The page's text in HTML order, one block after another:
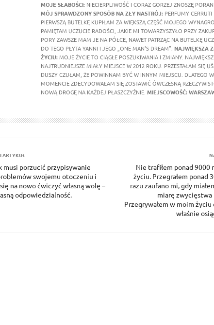
MOJE SŁABOŚCI: NIECIERPLIWOŚĆ I CORAZ GORZEJ ZNOSZĘ
MÓJ SPRAWDZONY SPOSÓB NA ZŁY NASTRÓJ: PERFUMY
PIERWSZĄ BUTELKĘ KUPIŁAM ZA WIĘKSZĄ CZĘŚĆ MOJEGO
PAMIĘTAM UCZUCIE RADOŚCI, JAKIE MI TOWARZYSZYŁO PRZY
PORY ZAWSZE MAM JE NA PÓŁCE, NAWET PATRZĄC NA BUTELKĘ
DO TEGO PŁYTA YANNI I JEGO „ONE MAN'S DREAM”. NAJWIĘKSZA
ŻYCIU:MOJE ŻYCIE TO CIĄGŁE POSZUKIWANIA I ZMIANY.
NAJTRUDNIEJSZE MIAŁY MIEJSCE W 2012 ROKU. PRZESTAŁAM SIĘ
DUSZY CZUŁAM, ŻE POWINNAM BYĆ W INNYM MIEJSCU. DLATEGO
MOMENCIE ZDECYDOWAŁAM SIĘ ZOSTAWIĆ ÓWCZESNĄ
NOWĄ DROGĘ NA KAŻDEJ PŁASZCZYŹNIE. MIEJSCOWOŚĆ:
ARTYKUŁ
musi porzucić przypisywanie
swojemu otoczeniu i
na nowo ćwiczyć własną wolę –
odpowiedzialność.
Nie trafiłem ponad 9000
życiu. Przegrałem ponad
razu zaufano mi, gdy
miarę zwycięstwa
Przegrywałem w moim
właśnie